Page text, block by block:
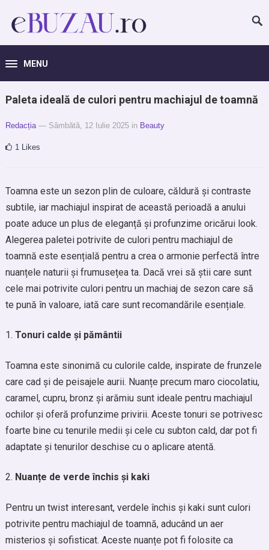
MENU
Paleta ideală de culori pentru machiajul de toamnă
Redacția — Sâmbătă, 12 Iulie 2025 in Beauty
1 Likes
Toamna este un sezon plin de culoare, căldură și contraste
subtile, iar machiajul inspirat de această perioadă a anului
poate aduce un plus de eleganță și profunzime oricărui look.
Alegerea paletei potrivite de culori pentru machiajul de
toamnă este esențială pentru a crea o armonie perfectă între
nuanțele naturii și frumusețea ta. Dacă vrei să știi care sunt
cele mai potrivite culori pentru un machiaj de sezon care să
te pună în valoare, iată care sunt recomandările esențiale.
Tonuri calde și pământii
Toamna este sinonimă cu culorile calde, inspirate de frunzele
care cad și de peisajele aurii. Nuanțe precum maro ciocolatiu,
caramel, cupru, bronz și arămiu sunt ideale pentru machiajul
ochilor și oferă profunzime privirii. Aceste tonuri se potrivesc
foarte bine cu tenurile medii și cele cu subton cald, dar pot fi
adaptate și tenurilor deschise cu o aplicare atentă.
Nuanțe de verde închis și kaki
Pentru un twist interesant, verdele închis și kaki sunt culori
potrivite pentru machiajul de toamnă, aducând un aer
misterios și sofisticat. Aceste nuanțe pot fi folosite ca